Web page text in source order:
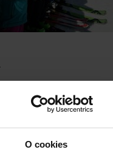
O cookies